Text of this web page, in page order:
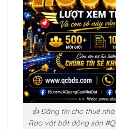
👍 Đăng tin cho thuê nhà
Rao vặt bất động sản